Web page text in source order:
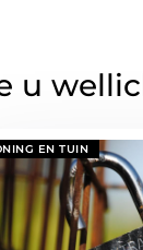
u
EN TUIN